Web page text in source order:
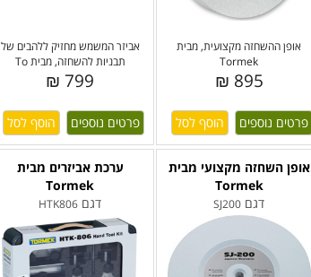
אביזר המשמש מחזיק ללהבים של
תבניות להשחזה, מבית To
799 ₪
פרטים נוספים
אופן ההשחזה מקצועית, מבית
Tormek
895 ₪
פרטים נוספים
ערכת אביזרים מבית
Tormek
דגם HTK806
אופן השחזה מקצועי מבית
Tormek
דגם SJ200